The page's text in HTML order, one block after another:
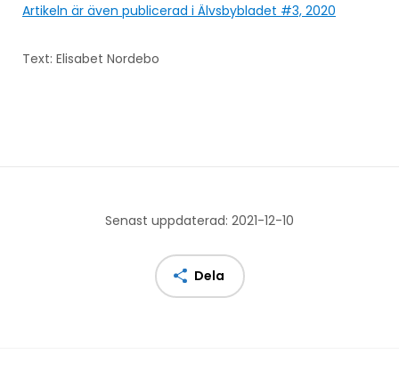
Artikeln är även publicerad i Älvsbybladet #3, 2020
Text: Elisabet Nordebo
Senast uppdaterad: 2021-12-10
Dela